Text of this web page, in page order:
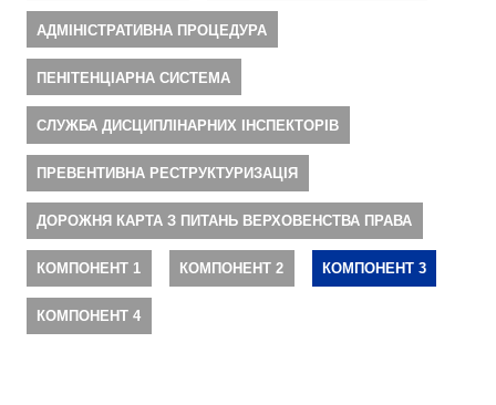
АДМІНІСТРАТИВНА ПРОЦЕДУРА
ПЕНІТЕНЦІАРНА СИСТЕМА
СЛУЖБА ДИСЦИПЛІНАРНИХ ІНСПЕКТОРІВ
ПРЕВЕНТИВНА РЕСТРУКТУРИЗАЦІЯ
ДОРОЖНЯ КАРТА З ПИТАНЬ ВЕРХОВЕНСТВА ПРАВА
КОМПОНЕНТ 1 КОМПОНЕНТ 2 КОМПОНЕНТ 3
КОМПОНЕНТ 4